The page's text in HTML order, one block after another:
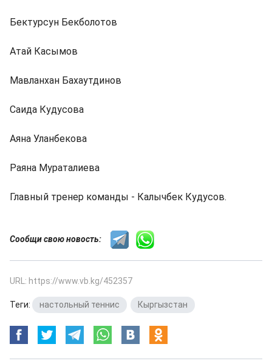
Бектурсун Бекболотов
Атай Касымов
Мавланхан Бахаутдинов
Саида Кудусова
Аяна Уланбекова
Раяна Мураталиева
Главный тренер команды - Калычбек Кудусов.
Сообщи свою новость:
URL: https://www.vb.kg/452357
Теги: настольный теннис Кыргызстан